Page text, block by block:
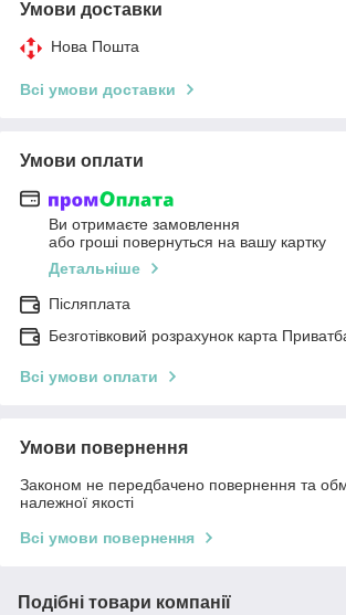
Умови доставки
Нова Пошта
Всі умови доставки
Умови оплати
Ви отримаєте замовлення
або гроші повернуться на вашу картку
Детальніше
Післяплата
Безготівковий розрахунок карта
Всі умови оплати
Умови повернення
Законом не передбачено повернення та
належної якості
Всі умови повернення
Подібні товари компанії